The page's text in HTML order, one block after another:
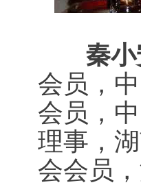
秦
会员，
会员，
理事，
会会员